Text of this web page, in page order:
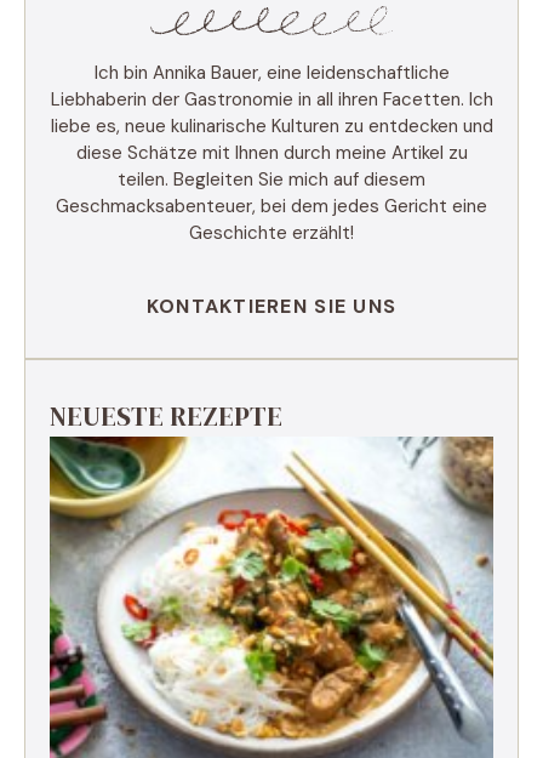
Ich bin Annika Bauer, eine leidenschaftliche
Liebhaberin der Gastronomie in all ihren Facetten. Ich
liebe es, neue kulinarische Kulturen zu entdecken und
diese Schätze mit Ihnen durch meine Artikel zu
teilen. Begleiten Sie mich auf diesem
Geschmacksabenteuer, bei dem jedes Gericht eine
Geschichte erzählt!
KONTAKTIEREN SIE UNS
NEUESTE REZEPTE